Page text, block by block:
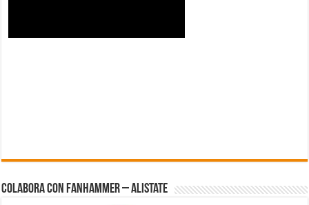
Colabora con FanHammer – Alistate